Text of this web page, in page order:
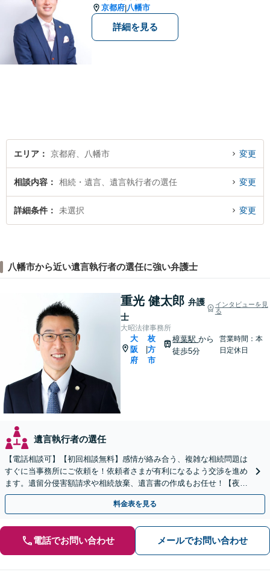
京都府|八幡市
詳細を見る
エリア 京都府、八幡市 変更
相談内容 相続・遺言、遺言執行者の選任 変更
詳細条件 未選択 変更
八幡市から近い遺言執行者の選任に強い弁護士
重光 健太郎 弁護
士
インタビューを見
る
大昭法律事務所
大
阪
府
枚
方
市
樟葉駅から
徒歩5分
営業時間：本
日定休日
遺言執行者の選任
【電話相談可】【初回相談無料】感情が絡み合う、複雑な相続問題は
すぐに当事務所にご依頼を！依頼者さまが有利になるよう交渉を進め
ます。遺留分侵害額請求や相続放棄、遺言書の作成もお任せ！【夜
間・休日面談】【完全個室】【出張サービス】【樟葉駅3分】
料金表を見る
電話でお問い合わせ メールでお問い合わせ